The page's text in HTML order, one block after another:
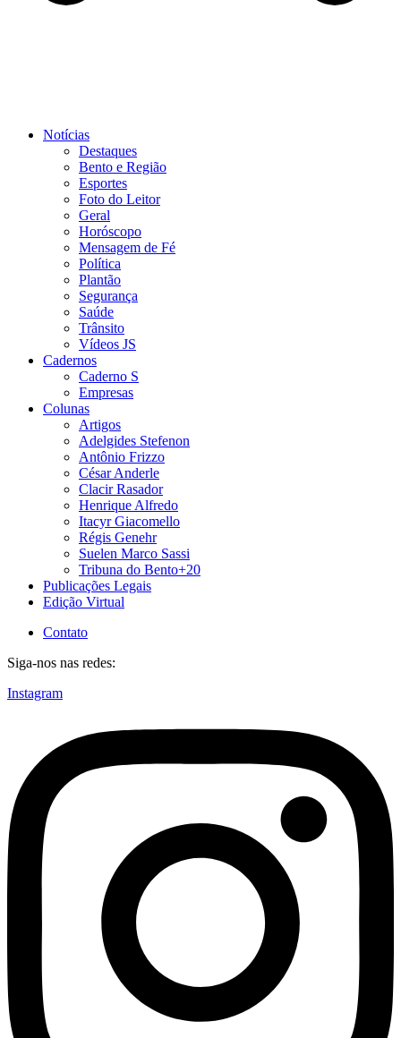
Notícias
Destaques
Bento e Região
Esportes
Foto do Leitor
Geral
Horóscopo
Mensagem de Fé
Política
Plantão
Segurança
Saúde
Trânsito
Vídeos JS
Cadernos
Caderno S
Empresas
Colunas
Artigos
Adelgides Stefenon
Antônio Frizzo
César Anderle
Clacir Rasador
Henrique Alfredo
Itacyr Giacomello
Régis Genehr
Suelen Marco Sassi
Tribuna do Bento+20
Publicações Legais
Edição Virtual
Contato
Siga-nos nas redes:
Instagram